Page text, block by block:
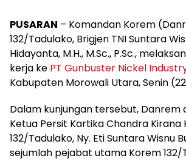
PUSARAN – Komandan Korem
132/Tadulako, Brigjen TNI Suntara
Hidayanta, M.H., M.Sc., P.Sc.,
kerja ke PT Gunbuster Nickel
Kabupaten Morowali Utara, Senin
Dalam kunjungan tersebut, Danrem
Ketua Persit Kartika Chandra Kirana
132/Tadulako, Ny. Eti Suntara Wisnu
sejumlah pejabat utama Korem 132/